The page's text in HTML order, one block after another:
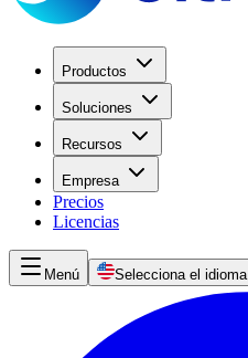
Productos
Soluciones
Recursos
Empresa
Precios
Licencias
Menú Selecciona el idioma